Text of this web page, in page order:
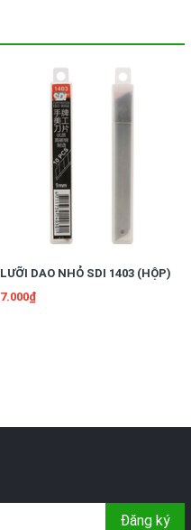
LƯỠI DAO NHỎ SDI 1403 (HỘP)
7.000₫
Đăng ký